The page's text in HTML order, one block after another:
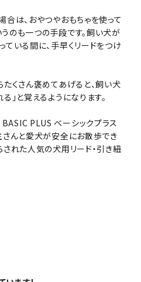
合は、おやつやおもちゃを使って
のも一つの手段です。飼い犬が
ている間に、手早くリードをつけ
くさん褒めてあげると、飼い犬
」と覚えるようになります。
PLUS ベーシックプラス
さんと愛犬が安全にお散歩でき
れた人気の犬用リード・引き紐